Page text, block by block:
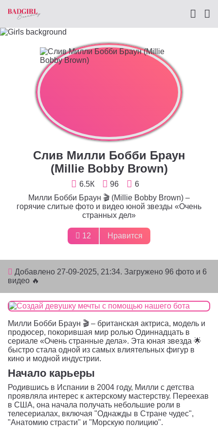
Слив Милли Бобби Браун
(Millie Bobby Brown)
6.5К 96
6
Милли Бобби Браун 🎬 (Millie Bobby Brown) –
горячие слитые фото и видео юной звезды «Очень
странных дел»
12 Нравится
Добавлено 27-09-2025, 21:34. Загружено 96 фото и 6
видео 🔥
Милли Бобби Браун 🎬 – британская актриса, модель и
продюсер, покорившая мир ролью Одиннадцать в
сериале «Очень странные дела». Эта юная звезда 🌟
быстро стала одной из самых влиятельных фигур в
кино и модной индустрии.
Начало карьеры
Родившись в Испании в 2004 году, Милли с детства
проявляла интерес к актерскому мастерству. Переехав
в США, она начала получать небольшие роли в
телесериалах, включая "Однажды в Стране чудес",
"Анатомию страсти" и "Морскую полицию".